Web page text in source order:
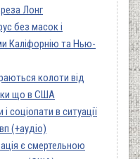
Лонг
без масок і
Каліфорнію та Нью-
колоти від
що в США
соціопати в ситуації
(+аудіо)
є смертельною